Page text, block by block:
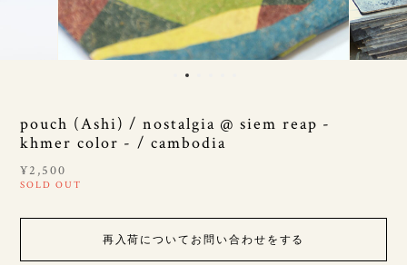
pouch (Ashi) / nostalgia @ siem reap -
khmer color - / cambodia
¥2,500
SOLD OUT
再入荷についてお問い合わせをする